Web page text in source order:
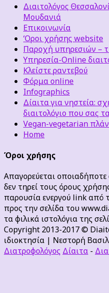
Διαιτολόγος
Μουδανιά
Επικοινωνία
‘Οροι χρήσης website
Παροχή υπηρεσιών –
Υπηρεσία-Online
Κλείστε ραντεβού
Φόρμα online
Infographics
Δίαιτα για νηστεία:
διαιτολόγιο που σας
Vegan-vegetarian
Home
Όροι χρήσης
Απαγορεύεται
δεν τηρεί τους όρους
παρουσία ενεργού link από
προς την σελίδα του
τα φιλικά ιστολόγια της
Copyright 2013-2017 ©
ιδιοκτησία | Νεστορή
Διατροφολόγος Δίαιτα -